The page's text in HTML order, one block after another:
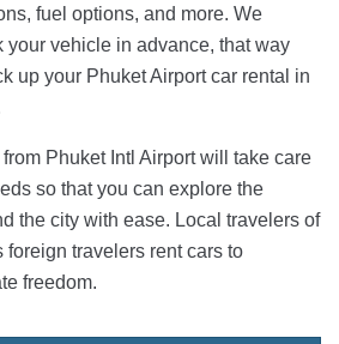
fuel options, and more. We
your vehicle in advance, that way
up your Phuket Airport car rental in
Phuket Intl Airport will take care
so that you can explore the
the city with ease. Local travelers of
foreign travelers rent cars to
freedom.